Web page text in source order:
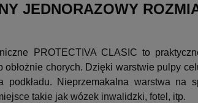
JEDNORAZOWY
PROTECTIVA CLASIC to
obłożnie chorych. Dzięki warstwie pulpy
podkładu. Nieprzemakalna warstwa na
takie jak wózek inwalidzki, fotel, itp.